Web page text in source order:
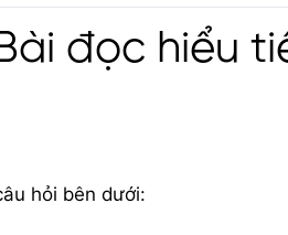
đọc hiểu
hỏi bên dưới: